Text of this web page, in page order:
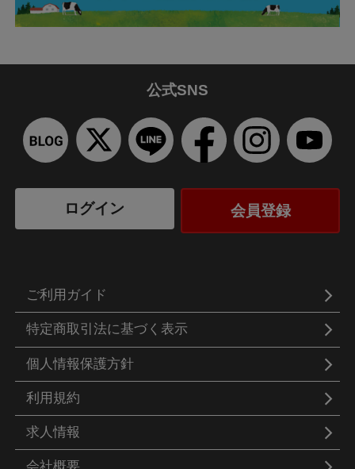
公式SNS
ログイン 会員登録
ご利用ガイド
特定商取引法に基づく表示
個人情報保護方針
利用規約
求人情報